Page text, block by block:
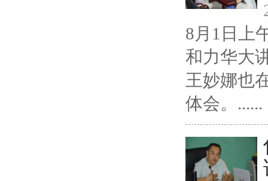
8月1日上
和力华大
王妙娜也
体会。......